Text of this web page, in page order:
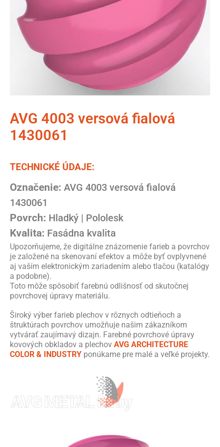
AVG 4003 versová fialová
1430061
TECHNICKÉ ÚDAJE:
Označenie: AVG 4003 versová fialová
1430061
Povrch: Hladký | Pololesk
Kvalita: Fasádna kvalita
Upozorňujeme, že digitálne znázornenie farieb a povrchov
je založené na skenovaní efektov a môže byť ovplyvnené
aj vaším elektronickým zariadením alebo tlačou (katalógy
a podobne).
Toto môže spôsobiť farebnú odlišnosť od skutočnej
povrchovej úpravy materiálu.
Široký výber farieb plechov v rôznych odtieňoch a
štruktúrach povrchov umožňuje našim zákazníkom
vytvárať zaujímavý dizajn. Farebné povrchové úpravy
kovových obkladov a plechov AVG ARCHITECTURE
COLOR & INDUSTRY ponúkame pre malé a veľké projekty.
AVG METAL farby